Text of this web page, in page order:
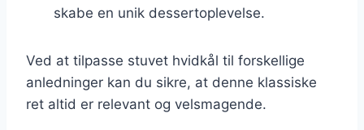
skabe en unik dessertoplevelse.
Ved at tilpasse stuvet hvidkål til forskellige
anledninger kan du sikre, at denne klassiske
ret altid er relevant og velsmagende.